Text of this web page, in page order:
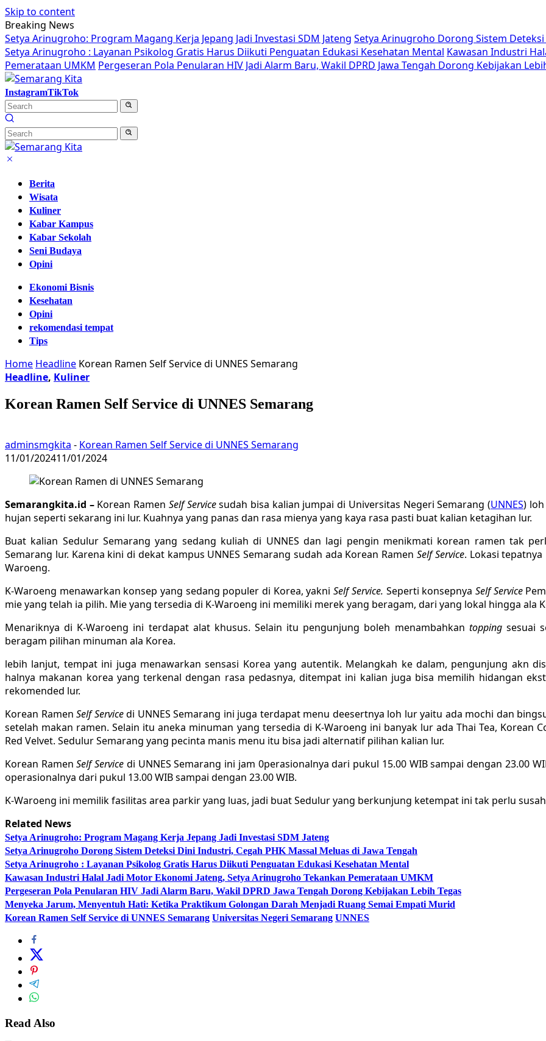
Skip to content
Breaking News
Setya Arinugroho: Program Magang Kerja Jepang Jadi Investasi SDM Jateng Setya Arinugroho Dorong Sistem
Setya Arinugroho : Layanan Psikolog Gratis Harus Diikuti Penguatan Edukasi Kesehatan Mental Kawasan Industri
Pemerataan UMKM Pergeseran Pola Penularan HIV Jadi Alarm Baru, Wakil DPRD Jawa Tengah Dorong Kebijakan
InstagramTikTok
Berita
Wisata
Kuliner
Kabar Kampus
Kabar Sekolah
Seni Budaya
Opini
Ekonomi Bisnis
Kesehatan
Opini
rekomendasi tempat
Tips
Home Headline Korean Ramen Self Service di UNNES Semarang
Headline, Kuliner
Korean Ramen Self Service di UNNES Semarang
adminsmgkita - Korean Ramen Self Service di UNNES Semarang
11/01/202411/01/2024
Semarangkita.id –Korean Ramen Self Servicesudah bisa kalian jumpai di Universitas Negeri Semarang (UNNES)
hujan seperti sekarang ini lur. Kuahnya yang panas dan rasa mienya yang kaya rasa pasti buat kalian ketagihan lur.
Buat kalian Sedulur Semarang yang sedang kuliah di UNNES dan lagi pengin menikmati korean ramen tak
Semarang lur. Karena kini di dekat kampus UNNES Semarang sudah ada Korean Ramen Self Service. Lokasi
Waroeng.
K-Waroeng menawarkan konsep yang sedang populer di Korea, yakniSelf Service. Seperti konsepnya Self Service
mie yang telah ia pilih. Mie yang tersedia di K-Waroeng ini memiliki merek yang beragam, dari yang lokal hingga ala
Menariknya di K-Waroeng ini terdapat alat khusus. Selain itu pengunjung boleh menambahkan toppingsesuai
beragam pilihan minuman ala Korea.
lebih lanjut, tempat ini juga menawarkan sensasi Korea yang autentik. Melangkah ke dalam, pengunjung akn
halnya makanan korea yang terkenal dengan rasa pedasnya, ditempat ini kalian juga bisa memilih hidangan
rekomended lur.
Korean Ramen Self Servicedi UNNES Semarang ini juga terdapat menu deesertnya loh lur yaitu ada mochi dan
setelah makan ramen. Selain itu aneka minuman yang tersedia di K-Waroeng ini banyak lur ada Thai Tea, Korean
Red Velvet. Sedulur Semarang yang pecinta manis menu itu bisa jadi alternatif pilihan kalian lur.
Korean Ramen Self Service di UNNES Semarang ini jam 0perasionalnya dari pukul 15.00 WIB sampai dengan 23.00
operasionalnya dari pukul 13.00 WIB sampai dengan 23.00 WIB.
K-Waroeng ini memilik fasilitas area parkir yang luas, jadi buat Sedulur yang berkunjung ketempat ini tak perlu
Related News
Setya Arinugroho: Program Magang Kerja Jepang Jadi Investasi SDM Jateng
Setya Arinugroho Dorong Sistem Deteksi Dini Industri, Cegah PHK Massal Meluas di Jawa Tengah
Setya Arinugroho : Layanan Psikolog Gratis Harus Diikuti Penguatan Edukasi Kesehatan Mental
Kawasan Industri Halal Jadi Motor Ekonomi Jateng, Setya Arinugroho Tekankan Pemerataan UMKM
Pergeseran Pola Penularan HIV Jadi Alarm Baru, Wakil DPRD Jawa Tengah Dorong Kebijakan Lebih Tegas
Menyeka Jarum, Menyentuh Hati: Ketika Praktikum Golongan Darah Menjadi Ruang Semai Empati Murid
Korean Ramen Self Service di UNNES Semarang Universitas Negeri Semarang UNNES
Read Also